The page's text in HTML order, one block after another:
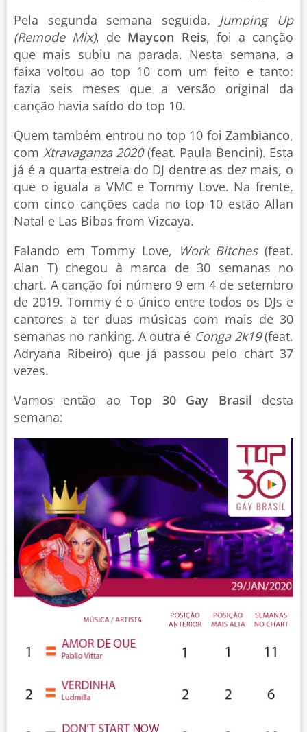
Pela segunda semana seguida, Jumping Up
(Remode Mix), de Maycon Reis, foi a canção
que mais subiu na parada. Nesta semana, a
faixa voltou ao top 10 com um feito e tanto:
fazia seis meses que a versão original da
canção havia saído do top 10.
Quem também entrou no top 10 foi Zambianco,
com Xtravaganza 2020(feat. Paula Bencini). Esta
já é a quarta estreia do DJ dentre as dez mais, o
que o iguala a VMC e Tommy Love. Na frente,
com cinco canções cada no top 10 estão Allan
Natal e Las Bibas from Vizcaya.
Falando em Tommy Love, Work Bitches(feat.
Alan T) chegou à marca de 30 semanas no
chart. A canção foi número 9 em 4 de setembro
de 2019. Tommy é o único entre todos os DJs e
cantores a ter duas músicas com mais de 30
semanas no ranking. A outra é Conga 2k19(feat.
Adryana Ribeiro) que já passou pelo chart 37
vezes.
Vamos então aoTop 30 Gay Brasil desta
semana: